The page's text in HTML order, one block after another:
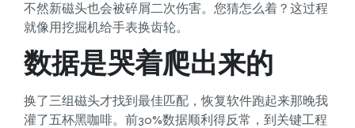
不然新磁头也会被碎屑二次伤害。您猜怎么着？这过程
就像用挖掘机给手表换齿轮。
数据是哭着爬出来的
换了三组磁头才找到最佳匹配，恢复软件跑起来那晚我
灌了五杯黑咖啡。前30%数据顺利得反常，到关键工程